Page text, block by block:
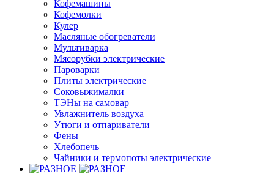
Кофемашины
Кофемолки
Кулер
Масляные обогреватели
Мультиварка
Мясорубки электрические
Пароварки
Плиты электрические
Соковыжималки
ТЭНы на самовар
Увлажнитель воздуха
Утюги и отпариватели
Фены
Хлебопечь
Чайники и термопоты электрические